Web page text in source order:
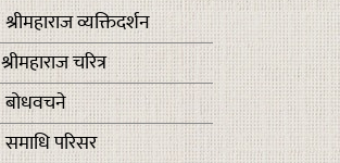
श्रीमहाराज व्यक्तिदर्शन
श्रीमहाराज चरित्र
बोधवचने
समाधि परिसर